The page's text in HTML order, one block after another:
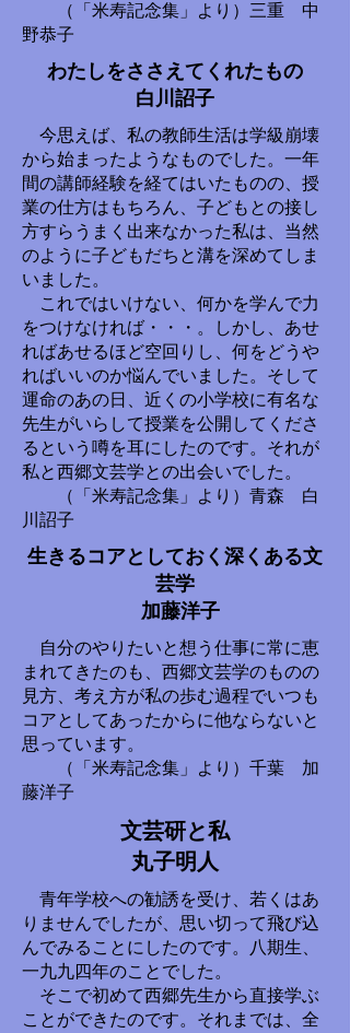
（「米寿記念集」より）三重 中
野恭子
わたしをささえてくれたもの
白川詔子
今思えば、私の教師生活は学級崩壊
から始まったようなものでした。一年
間の講師経験を経てはいたものの、授
業の仕方はもちろん、子どもとの接し
方すらうまく出来なかった私は、当然
のように子どもだちと溝を深めてしま
いました。
これではいけない、何かを学んで力
をつけなければ・・・。しかし、あせ
ればあせるほど空回りし、何をどうや
ればいいのか悩んでいました。そして
運命のあの日、近くの小学校に有名な
先生がいらして授業を公開してくださ
るという噂を耳にしたのです。それが
私と西郷文芸学との出会いでした。
（「米寿記念集」より）青森 白
川詔子
生きるコアとしておく深くある文
芸学
加藤洋子
自分のやりたいと想う仕事に常に恵
まれてきたのも、西郷文芸学のものの
見方、考え方が私の歩む過程でいつも
コアとしてあったからに他ならないと
思っています。
（「米寿記念集」より）千葉 加
藤洋子
文芸研と私
丸子明人
青年学校への勧誘を受け、若くはあ
りませんでしたが、思い切って飛び込
んでみることにしたのです。八期生、
一九九四年のことでした。
そこで初めて西郷先生から直接学ぶ
ことができたのです。それまでは、全